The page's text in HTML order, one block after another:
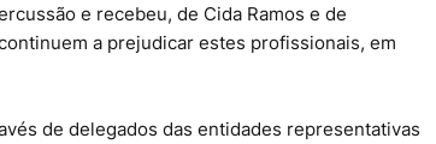
e recebeu, de Cida Ramos e de
a prejudicar estes profissionais, em
de delegados das entidades representativas